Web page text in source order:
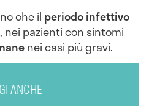
che il periodo infettivo
, nei pazienti con sintomi
nei casi più gravi.
ANCHE